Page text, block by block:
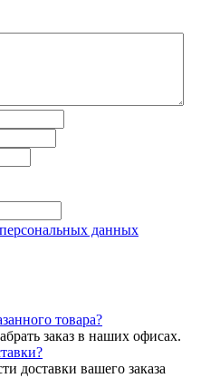
данных
товара?
заказ в наших офисах.
доставки вашего заказа